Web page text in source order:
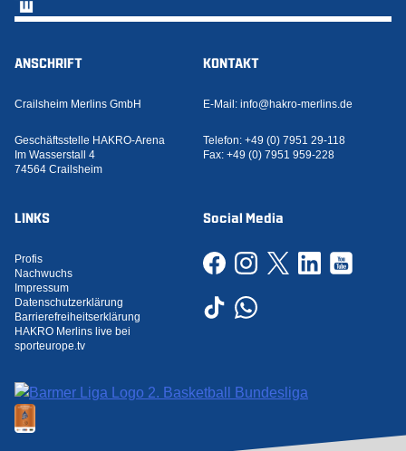
ANSCHRIFT
Crailsheim Merlins GmbH
Geschäftsstelle HAKRO-Arena
Im Wasserstall 4
74564 Crailsheim
KONTAKT
E-Mail: info@hakro-merlins.de
Telefon: +49 (0) 7951 29-118
Fax: +49 (0) 7951 959-228
LINKS
Profis
Nachwuchs
Impressum
Datenschutzerklärung
Barrierefreiheitserklärung
HAKRO Merlins live bei
sporteurope.tv
Social Media